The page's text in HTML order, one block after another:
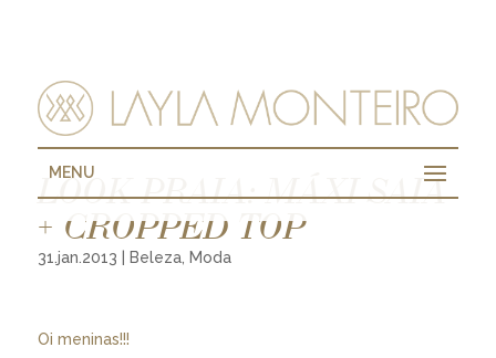
MENU
LOOK PRAIA: MÁXI SAIA
+ CROPPED TOP
31.jan.2013 Beleza, Moda
Oi meninas!!!